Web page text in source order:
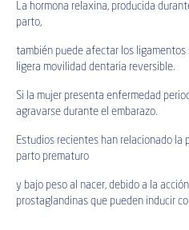
La hormona relaxina, producida
parto,
también puede afectar los ligamentos
ligera movilidad dentaria reversible.
Si la mujer presenta enfermedad
agravarse durante el embarazo.
Estudios recientes han relacionado la
parto prematuro
y bajo peso al nacer, debido a la
prostaglandinas que pueden inducir